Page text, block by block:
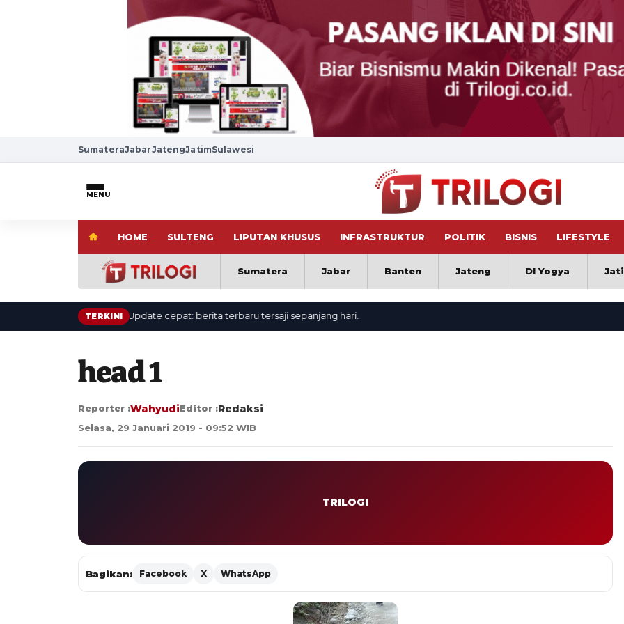
SumateraJabarJatengJatimSulawesi
MENU
HOME SULTENG LIPUTAN KHUSUS INFRASTRUKTUR POLITIK BISNIS LIFESTYLE
Sumatera Jabar Banten Jateng DI Yogya
TERKINIUpdate cepat: berita terbaru tersaji sepanjang hari.
head 1
Reporter :WahyudiEditor :Redaksi
Selasa, 29 Januari 2019 - 09:52 WIB
TRILOGI
Bagikan: Facebook X WhatsApp